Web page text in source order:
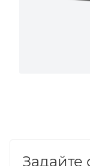
Задайте